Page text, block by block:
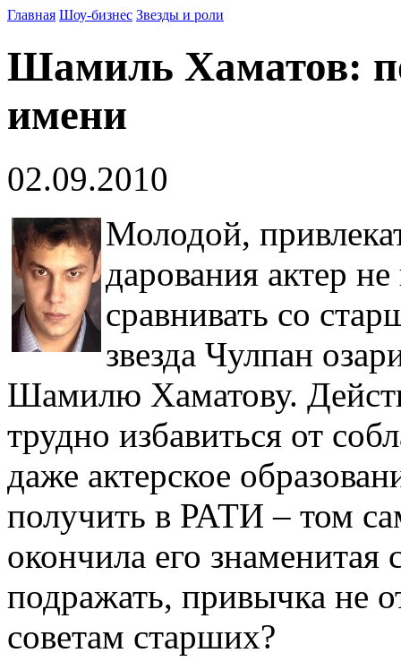
Главная Шоу-бизнес Звезды и роли
Шамиль Хаматов:
имени
02.09.2010
Молодой,
дарования актер
сравнивать со
звезда Чулпан
Шамилю Хаматову.
трудно избавиться от
даже актерское
получить в РАТИ – том
окончила его знаменитая
подражать, привычка не
советам старших?